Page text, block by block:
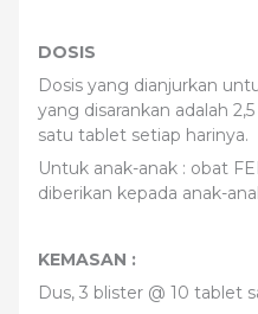
DOSIS
Dosis yang dianjurkan
yang disarankan adalah
satu tablet setiap harinya.
Untuk anak-anak : obat
diberikan kepada anak-
KEMASAN :
Dus, 3 blister @ 10 tablet